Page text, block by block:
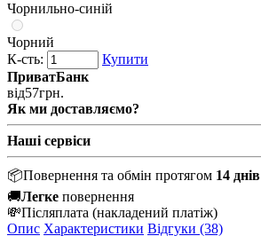
Чорнильно-синій
Чорний
К-сть:
Купити
ПриватБанк
від57грн.
Як ми доставляємо?
Наші сервіси
📦Повернення та обмін протягом 14 днів
🚚Легке повернення
💸Післяплата (накладений платіж)
Опис Характеристики Відгуки (38)